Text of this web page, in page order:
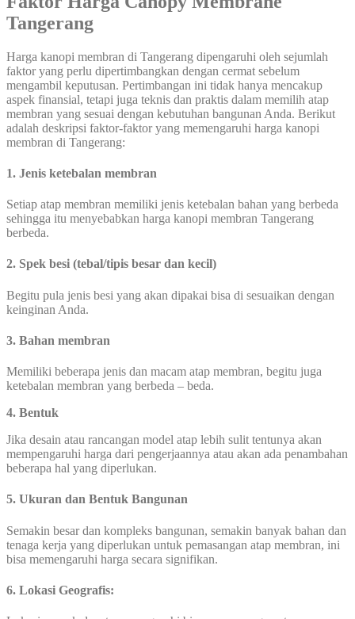
Tangerang
Harga kanopi membran di Tangerang dipengaruhi oleh sejumlah
faktor yang perlu dipertimbangkan dengan cermat sebelum
mengambil keputusan. Pertimbangan ini tidak hanya mencakup
aspek finansial, tetapi juga teknis dan praktis dalam memilih atap
membran yang sesuai dengan kebutuhan bangunan Anda. Berikut
adalah deskripsi faktor-faktor yang memengaruhi harga kanopi
membran di Tangerang:
1. Jenis ketebalan membran
Setiap atap membran memiliki jenis ketebalan bahan yang berbeda
sehingga itu menyebabkan harga kanopi membran Tangerang
berbeda.
2. Spek besi (tebal/tipis besar dan kecil)
Begitu pula jenis besi yang akan dipakai bisa di sesuaikan dengan
keinginan Anda.
3. Bahan membran
Memiliki beberapa jenis dan macam atap membran, begitu juga
ketebalan membran yang berbeda – beda.
4. Bentuk
Jika desain atau rancangan model atap lebih sulit tentunya akan
mempengaruhi harga dari pengerjaannya atau akan ada penambahan
beberapa hal yang diperlukan.
5. Ukuran dan Bentuk Bangunan
Semakin besar dan kompleks bangunan, semakin banyak bahan dan
tenaga kerja yang diperlukan untuk pemasangan atap membran, ini
bisa memengaruhi harga secara signifikan.
6. Lokasi Geografis: